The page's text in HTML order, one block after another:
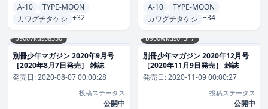
A-10
TYPE-MOON
カワグチタケシ +32
A-10
TYPE-MOON
カワグチタケシ +34
b900vkds08550
別冊少年マガジン 2020年9月号
［2020年8月7日発売］ 雑誌
発売日:2020-08-07 00:00:28
投稿ステータス
公開中
b900wkds01347
別冊少年マガジン 2020年12月号
［2020年11月9日発売］ 雑誌
発売日:2020-11-09 00:00:27
投稿ステータス
公開中